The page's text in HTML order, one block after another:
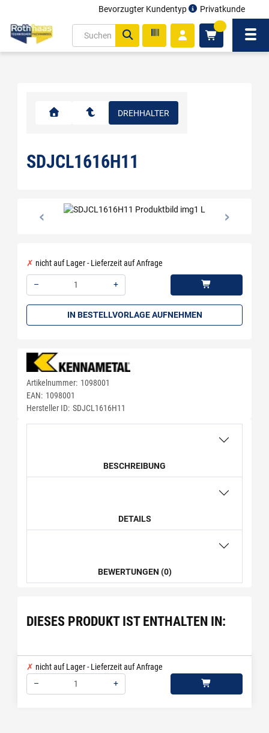
Bevorzugter Kundentyp Privatkunde
DREHHALTER
SDJCL1616H11
nicht auf Lager - Lieferzeit auf Anfrage
–
+
IN BESTELLVORLAGE AUFNEHMEN
Artikelnummer: 1098001
EAN: 1098001
Hersteller ID: SDJCL1616H11
BESCHREIBUNG
DETAILS
BEWERTUNGEN (0)
DIESES PRODUKT IST ENTHALTEN IN:
nicht auf Lager - Lieferzeit auf Anfrage
–
+